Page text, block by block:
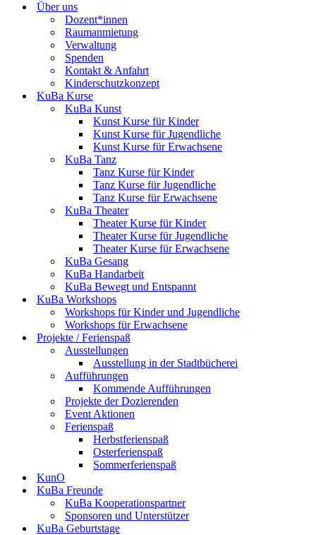
Über uns
Dozent*innen
Raumanmietung
Verwaltung
Spenden
Kontakt & Anfahrt
Kinderschutzkonzept
KuBa Kurse
KuBa Kunst
Kunst Kurse für Kinder
Kunst Kurse für Jugendliche
Kunst Kurse für Erwachsene
KuBa Tanz
Tanz Kurse für Kinder
Tanz Kurse für Jugendliche
Tanz Kurse für Erwachsene
KuBa Theater
Theater Kurse für Kinder
Theater Kurse für Jugendliche
Theater Kurse für Erwachsene
KuBa Gesang
KuBa Handarbeit
KuBa Bewegt und Entspannt
KuBa Workshops
Workshops für Kinder und Jugendliche
Workshops für Erwachsene
Projekte / Ferienspaß
Ausstellungen
Ausstellung in der Stadtbücherei
Aufführungen
Kommende Aufführungen
Projekte der Dozierenden
Event Aktionen
Ferienspaß
Herbstferienspaß
Osterferienspaß
Sommerferienspaß
KunO
KuBa Freunde
KuBa Kooperationspartner
Sponsoren und Unterstützer
KuBa Geburtstage